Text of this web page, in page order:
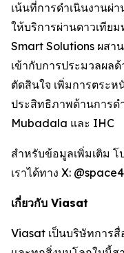
เน้นที่การดำเนินงานผ่
ให้บริการผ่านดาวเทีย
Smart Solutions ผส
เข้ากับการประมวลผล
ตัดสินใจ เพิ่มการตระ
ประสิทธิภาพด้านการด
Mubadala และ IHC
สำหรับข้อมูลเพิ่มเติม โ
เราได้ทาง X:
เกี่ยวกับ Viasat
Viasat เป็นบริษัทการ